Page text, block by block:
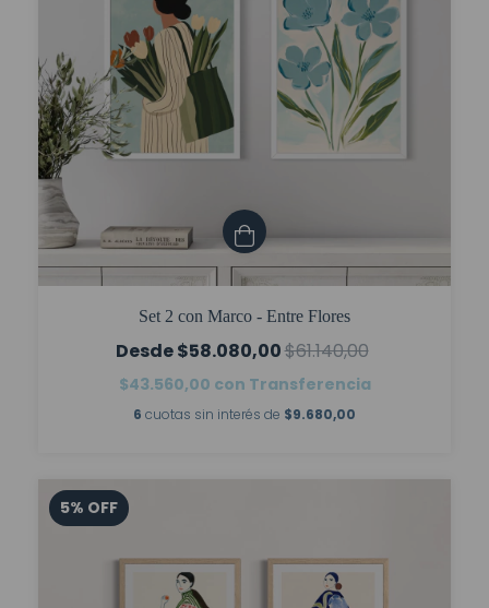
Set 2 con Marco - Entre Flores
$58.080,00$61.140,00
$43.560,00 con Transferencia
6 cuotas sin interés de $9.680,00
5% OFF